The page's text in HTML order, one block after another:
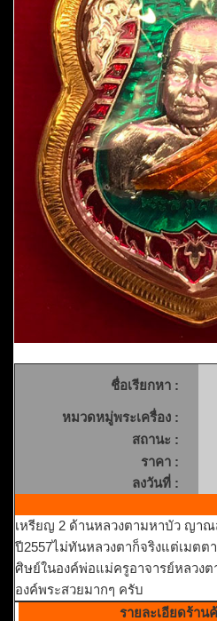
ชื่อเรียกหา :
หมวดหมู่พระเครื่อง :
สถานะ :
ราคา :
ลงวันที่ :
เหรียญ 2 ด้านหลวงตามหาบัว ญาณ
ปี2557ไม่ทันหลวงตาก็จริงแต่เมต
ศิษย์ในองค์พ่อแม่ครูอาจารย์หลวง
องค์พระสวยมากๆ ครับ
รายละเอียดร้าน